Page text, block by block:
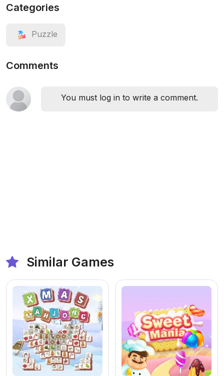
Categories
Puzzle
Comments
You must log in to write a comment.
Similar Games